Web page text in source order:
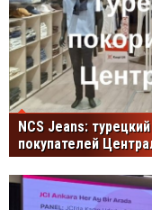
NCS Jeans:
покупателей